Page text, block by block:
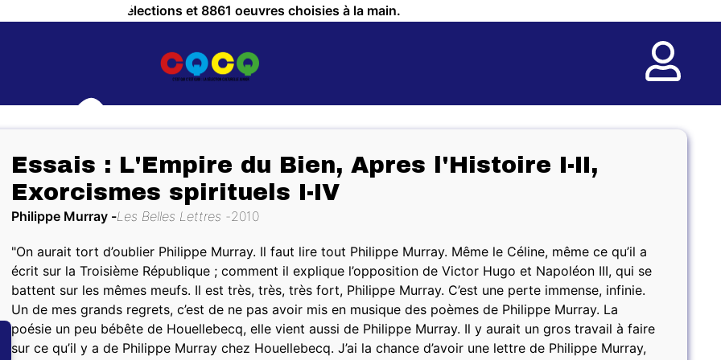
Culture ! c'est 757 sélections et 8861 oeuvres choisies à la main.
?
Essais : L'Empire du Bien, Apres l'Histoire I-II,
Exorcismes spirituels I-IV
Philippe Murray Les Belles Lettres 2010
"On aurait tort d’oublier Philippe Murray. Il faut lire tout Philippe Murray. Même le Céline, même ce qu’il a
écrit sur la Troisième République ; comment il explique l’opposition de Victor Hugo et Napoléon III, qui se
battent sur les mêmes meufs. Il est très, très, très fort, Philippe Murray. C’est une perte immense, infinie.
Un de mes grands regrets, c’est de ne pas avoir mis en musique des poèmes de Philippe Murray. La
poésie un peu bébête de Houellebecq, elle vient aussi de Philippe Murray. Il y aurait un gros travail à faire
sur ce qu’il y a de Philippe Murray chez Houellebecq. J’ai la chance d’avoir une lettre de Philippe Murray,